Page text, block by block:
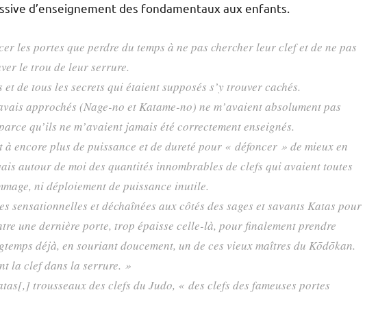
d’enseignement des fondamentaux aux enfants.
les portes que perdre du temps à ne pas chercher leur clef et de ne pas
le trou de leur serrure.
de tous les secrets qui étaient supposés s’y trouver cachés.
approchés (Nage-no et Katame-no) ne m’avaient absolument pas
qu’ils ne m’avaient jamais été correctement enseignés.
à encore plus de puissance et de dureté pour « défoncer » de mieux en
autour de moi des quantités innombrables de clefs qui avaient toutes
ni déploiement de puissance inutile.
sensationnelles et déchaînées aux côtés des sages et savants Katas pour
une dernière porte, trop épaisse celle-là, pour finalement prendre
déjà, en souriant doucement, un de ces vieux maîtres du Kōdōkan.
la clef dans la serrure. »
trousseaux des clefs du Judo, « des clefs des fameuses portes